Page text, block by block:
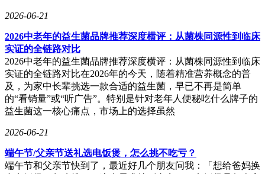
2026-06-21
2026中老年的益生菌品牌推荐深度横评：从菌株同源性到临床
实证的全链路对比
2026中老年的益生菌品牌推荐深度横评：从菌株同源性到临床
实证的全链路对比在2026年的今天，随着精准营养概念的普
及，为家中长辈挑选一款合适的益生菌，早已不再是简单
的“看销量”或“听广告”。特别是针对老年人便秘吃什么牌子的
益生菌这一核心痛点，市场上的选择虽然
2026-06-21
端午节/父亲节送礼选电饭煲，怎么挑不吃亏？
端午节和父亲节快到了，最近好几个朋友问我：「想给爸妈换